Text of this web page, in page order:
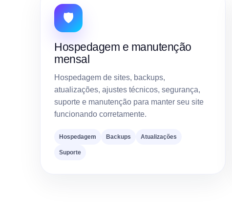
🛡️
Hospedagem e manutenção
mensal
Hospedagem de sites, backups,
atualizações, ajustes técnicos, segurança,
suporte e manutenção para manter seu site
funcionando corretamente.
Hospedagem Backups Atualizações
Suporte